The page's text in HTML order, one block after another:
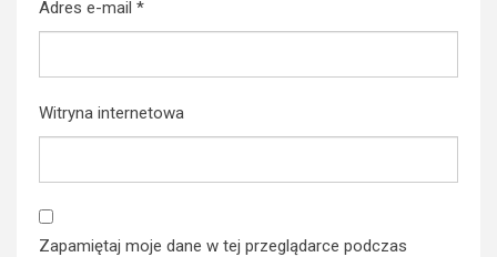
Adres e-mail *
Witryna internetowa
Zapamiętaj moje dane w tej przeglądarce podczas